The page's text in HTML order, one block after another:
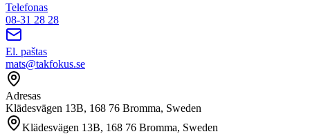
Telefonas
08-31 28 28
El. paštas
mats@takfokus.se
Adresas
Klädesvägen 13B, 168 76 Bromma, Sweden
Klädesvägen 13B, 168 76 Bromma, Sweden